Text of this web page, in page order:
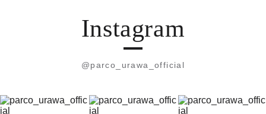
Instagram
@parco_urawa_official